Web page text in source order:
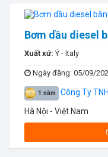
Bơm dầu diesel
Xuất xứ: Ý - Italy
Ngày đăng: 05/09/
1 năm
Công Ty
Hà Nội - Việt Nam